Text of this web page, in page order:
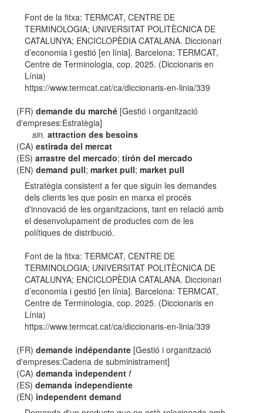
Font de la fitxa: TERMCAT, CENTRE DE
TERMINOLOGIA; UNIVERSITAT POLITÈCNICA DE
CATALUNYA; ENCICLOPÈDIA CATALANA. Diccionari
d’economia i gestió [en línia]. Barcelona: TERMCAT,
Centre de Terminologia, cop. 2025. (Diccionaris en
Línia)
https://www.termcat.cat/ca/diccionaris-en-linia/339
(FR)demande du marché [Gestió i organització
d'empreses:Estratègia]
sin. attraction des besoins
(CA)estirada del mercat
(ES)arrastre del mercado;tirón del mercado
(EN)demand pull;market pull;market pull
Estratègia consistent a fer que siguin les demandes
dels clients les que posin en marxa el procés
d'innovació de les organitzacions, tant en relació amb
el desenvolupament de productes com de les
polítiques de distribució.
Font de la fitxa: TERMCAT, CENTRE DE
TERMINOLOGIA; UNIVERSITAT POLITÈCNICA DE
CATALUNYA; ENCICLOPÈDIA CATALANA. Diccionari
d’economia i gestió [en línia]. Barcelona: TERMCAT,
Centre de Terminologia, cop. 2025. (Diccionaris en
Línia)
https://www.termcat.cat/ca/diccionaris-en-linia/339
(FR)demande indépendante [Gestió i organització
d'empreses:Cadena de subministrament]
(CA)demanda independent f
(ES)demanda independiente
(EN) independent demand